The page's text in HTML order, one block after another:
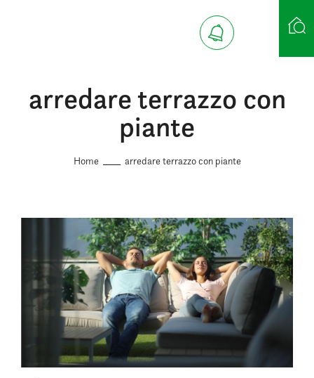
arredare terrazzo con
piante
Home arredare terrazzo con piante